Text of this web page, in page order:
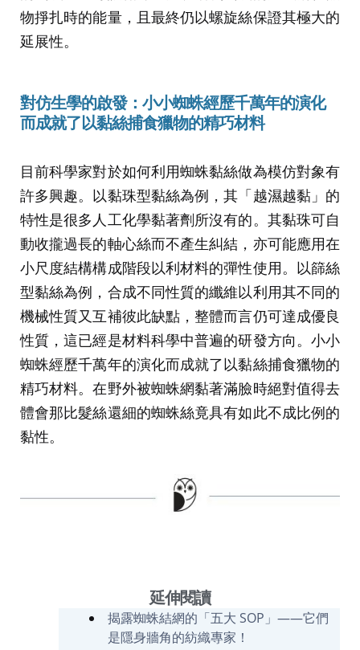
物掙扎時的能量，且最終仍以螺旋絲保證其極大的
延展性。
對仿生學的啟發： 小小蜘蛛經歷千萬年的演化
而成就了以黏絲捕食獵物的精巧材料
目前科學家對於如何利用蜘蛛黏絲做為模仿對象有
許多興趣。以黏珠型黏絲為例，其「越濕越黏」的
特性是很多人工化學黏著劑所沒有的。其黏珠可自
動收攏過長的軸心絲而不產生糾結，亦可能應用在
小尺度結構構成階段以利材料的彈性使用。以篩絲
型黏絲為例，合成不同性質的纖維以利用其不同的
機械性質又互補彼此缺點，整體而言仍可達成優良
性質，這已經是材料科學中普遍的研發方向。小小
蜘蛛經歷千萬年的演化而成就了以黏絲捕食獵物的
精巧材料。在野外被蜘蛛網黏著滿臉時絕對值得去
體會那比髮絲還細的蜘蛛絲竟具有如此不成比例的
黏性。
延伸閱讀
揭露蜘蛛結網的「五大 SOP」——它們
是隱身牆角的紡織專家！